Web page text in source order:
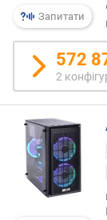
o
B
o
o
s
a
x
3
.
0
Запитати
572
2